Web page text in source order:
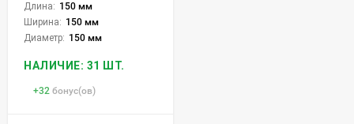
Длина: 150 мм
Ширина: 150 мм
Диаметр: 150 мм
НАЛИЧИЕ: 31 ШТ.
+32 бонус(ов)